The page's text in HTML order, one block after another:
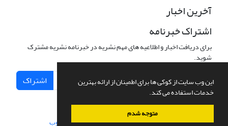
این وب سایت از کوکی ها برای اطمینان از ارائه بهترین
خدمات استفاده می کند.
متوجه شدم
آخرین اخبار
اشتراک خبرنامه
برای دریافت اخبار و اطلاعیه های مهم نشریه در خبرنامه نشریه مشترک
شوید.
اشتراک
سامانه مدیریت نشریات علمی.طراحی و پیاده سازی از سیناوب